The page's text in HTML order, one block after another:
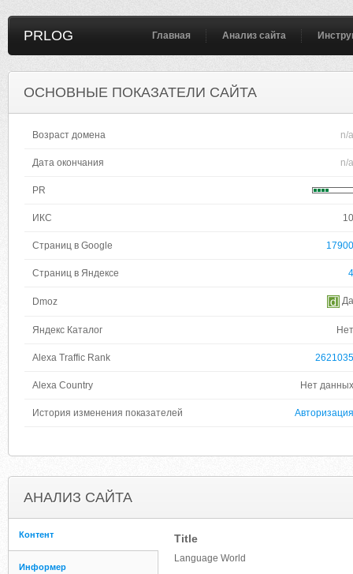
PRLOG Главная Анализ сайта
ОСНОВНЫЕ ПОКАЗАТЕЛИ САЙТА
Возраст домена n/a
Дата окончания n/a
PR
ИКС 10
Страниц в Google 17900
Страниц в Яндексе 4
Dmoz Да
Яндекс Каталог Нет
Alexa Traffic Rank 2621035
Alexa Country Нет данных
История изменения показателей Авторизация
АНАЛИЗ САЙТА
Контент
Информер
Title
Language World